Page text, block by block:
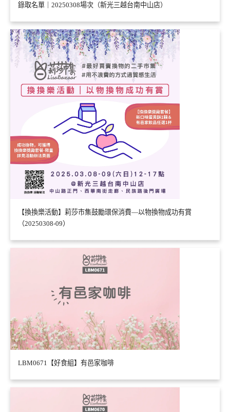
錄取名單｜20250308場次（新光三越台南中山店）
【換換樂活動】莉莎市集鼓勵環保消費—以物換物成功有賞
（20250308-09）
LBM0671【好食組】有邑家咖啡